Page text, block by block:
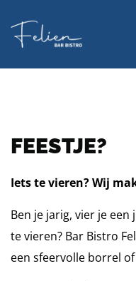
FEESTJE?
Iets te vieren? Wij
Ben je jarig, vier je
te vieren? Bar Bistro
een sfeervolle borrel